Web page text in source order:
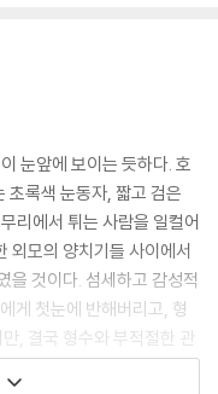
눈앞에 보이는 듯하다. 호
초록색 눈동자, 짧고 검은
리에서 튀는 사람을 일컬어
외모의 양치기들 사이에서
을 것이다. 섬세하고 감성적
게 첫눈에 반해버리고, 형
, 결국 형수와 부적절한 관
사랑의 굴레는 점점 더 그